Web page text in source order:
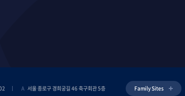
A 서울 종로구 경희궁길 46 축구회관 5층 Family Sites